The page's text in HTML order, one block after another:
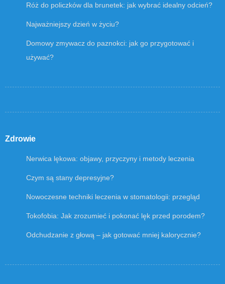
Róż do policzków dla brunetek: jak wybrać idealny odcień?
Najważniejszy dzień w życiu?
Domowy zmywacz do paznokci: jak go przygotować i
używać?
Zdrowie
Nerwica lękowa: objawy, przyczyny i metody leczenia
Czym są stany depresyjne?
Nowoczesne techniki leczenia w stomatologii: przegląd
Tokofobia: Jak zrozumieć i pokonać lęk przed porodem?
Odchudzanie z głową – jak gotować mniej kalorycznie?